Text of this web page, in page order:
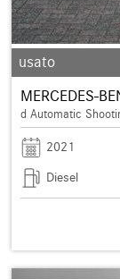
usato
MERCEDES-
d Automatic
2021
Diesel